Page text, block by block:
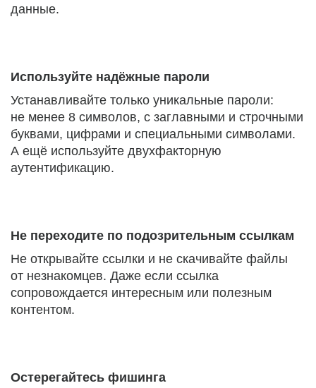
данные.
Используйте надёжные пароли
Устанавливайте только уникальные пароли:
не менее 8 символов, с заглавными и строчными
буквами, цифрами и специальными символами.
А ещё используйте двухфакторную
аутентификацию.
Не переходите по подозрительным ссылкам
Не открывайте ссылки и не скачивайте файлы
от незнакомцев. Даже если ссылка
сопровождается интересным или полезным
контентом.
Остерегайтесь фишинга